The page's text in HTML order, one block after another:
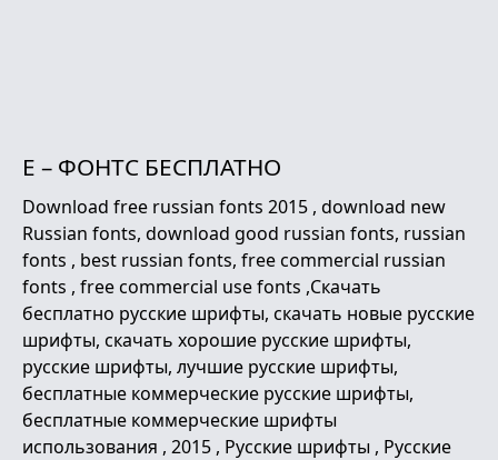
E – ФОНТС БЕСПЛАТНО
Download free russian fonts 2015 , download new
Russian fonts, download good russian fonts, russian
fonts , best russian fonts, free commercial russian
fonts , free commercial use fonts ,Скачать
бесплатно русские шрифты, скачать новые русские
шрифты, скачать хорошие русские шрифты,
русские шрифты, лучшие русские шрифты,
бесплатные коммерческие русские шрифты,
бесплатные коммерческие шрифты
использования , 2015 , Русские шрифты , Русские